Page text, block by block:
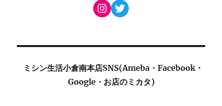
Instagram
Twitter
ミシン生活小倉南本店SNS(Ameba・Facebook・
Google・お店のミカタ)